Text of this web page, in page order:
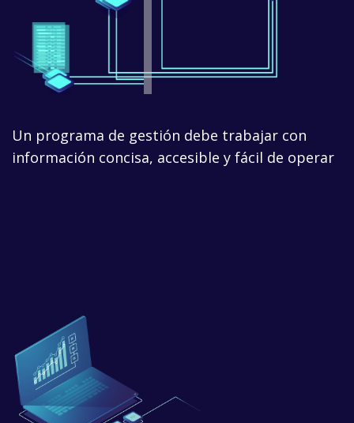
Un programa de gestión debe trabajar con
información concisa, accesible y fácil de operar